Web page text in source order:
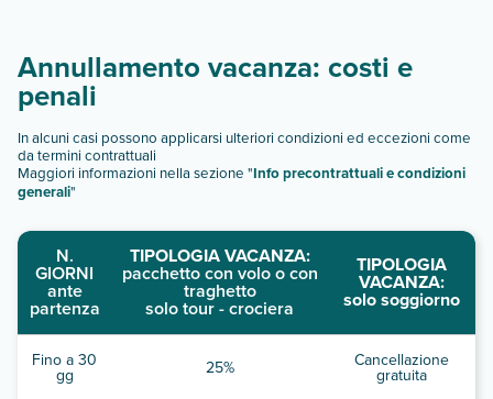
Annullamento vacanza: costi e
penali
In alcuni casi possono applicarsi ulteriori condizioni ed eccezioni come
da termini contrattuali
Maggiori informazioni nella sezione "Info precontrattuali e condizioni
generali"
N.
GIORNI
ante
partenza
TIPOLOGIA VACANZA:
pacchetto con volo o con
traghetto
solo tour - crociera
TIPOLOGIA
VACANZA:
solo soggiorno
Fino a 30
gg 25% Cancellazione
gratuita